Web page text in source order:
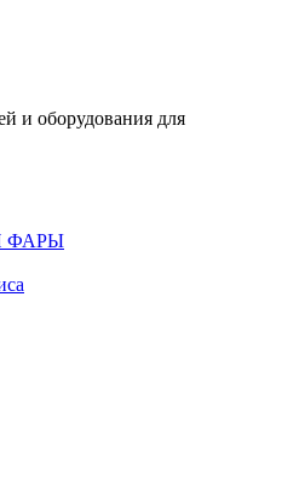
и оборудования для
ФАРЫ